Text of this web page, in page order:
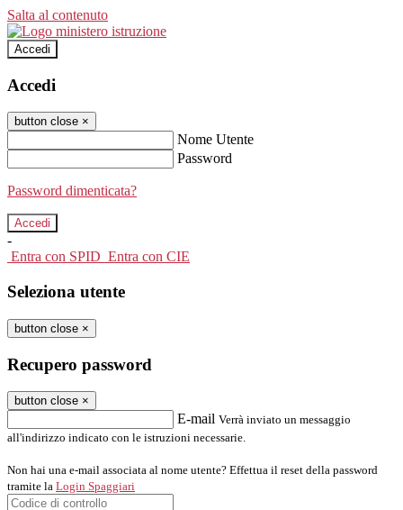
Salta al contenuto
Accedi
Accedi
button close ×
Nome Utente
Password
Password dimenticata?
-
Entra con SPID Entra con CIE
Seleziona utente
button close ×
Recupero password
button close ×
E-mail Verrà inviato un messaggio
all'indirizzo indicato con le istruzioni necessarie.
Non hai una e-mail associata al nome utente? Effettua il reset della password
tramite la Login Spaggiari